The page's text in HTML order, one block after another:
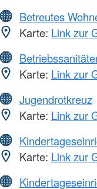
Betreutes
Karte: Link zur
Karte: Link zur
Jugendrotkreuz
Karte: Link zur
Karte: Link zur